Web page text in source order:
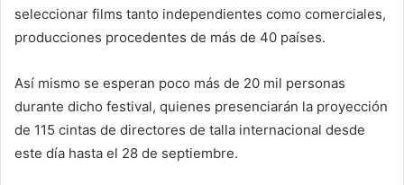
seleccionar films tanto independientes como comerciales,
producciones procedentes de más de 40 países.
Así mismo se esperan poco más de 20 mil personas
durante dicho festival, quienes presenciarán la proyección
de 115 cintas de directores de talla internacional desde
este día hasta el 28 de septiembre.